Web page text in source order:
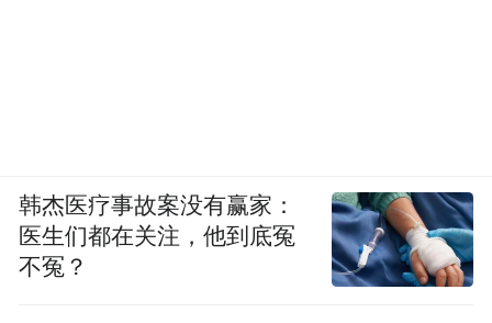
韩杰医疗事故案没有赢家：
医生们都在关注，他到底冤
不冤？